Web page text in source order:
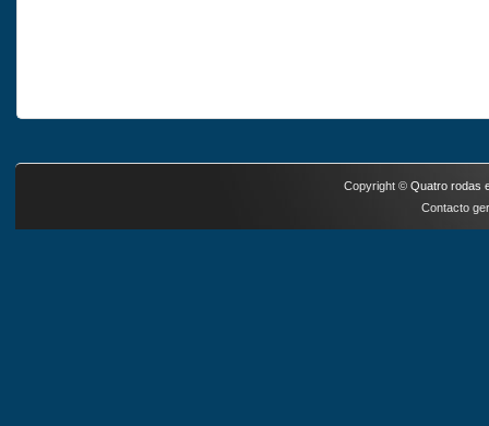
Copyright © Quatro rodas
Contacto